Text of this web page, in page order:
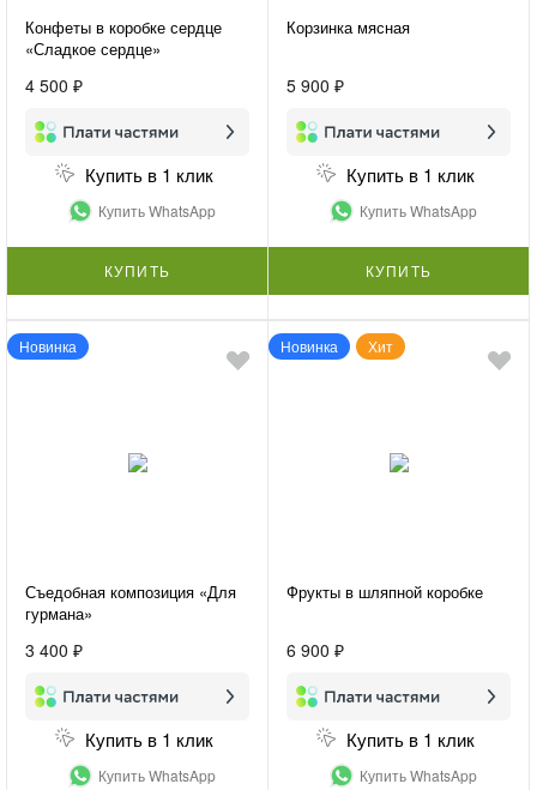
Конфеты в коробке сердце
«Сладкое сердце»
4 500 ₽
Купить в 1 клик
Купить WhatsApp
КУПИТЬ
Корзинка мясная
5 900 ₽
Купить в 1 клик
Купить WhatsApp
КУПИТЬ
Новинка
Съедобная композиция «Для
гурмана»
3 400 ₽
Купить в 1 клик
Купить WhatsApp
Новинка Хит
Фрукты в шляпной коробке
6 900 ₽
Купить в 1 клик
Купить WhatsApp